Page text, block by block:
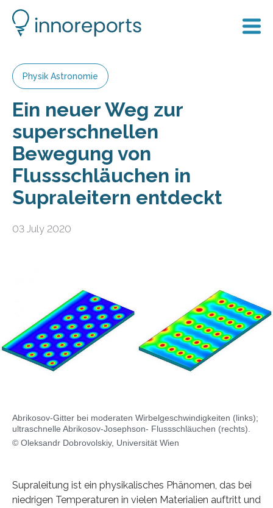
Physik Astronomie
Ein neuer Weg zur
superschnellen
Bewegung von
Flussschläuchen in
Supraleitern entdeckt
03 July 2020
Abrikosov-Gitter bei moderaten Wirbelgeschwindigkeiten (links);
ultraschnelle Abrikosov-Josephson- Flussschläuchen (rechts).
© Oleksandr Dobrovolskiy, Universität Wien
Supraleitung ist ein physikalisches Phänomen, das bei
niedrigen Temperaturen in vielen Materialien auftritt und